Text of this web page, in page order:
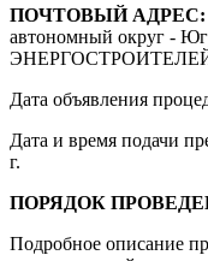
ПОЧТОВЫЙ АДРЕС:
автономный округ -
Дата объявления
Дата и время подачи
г.
ПОРЯДОК
Подробное описание